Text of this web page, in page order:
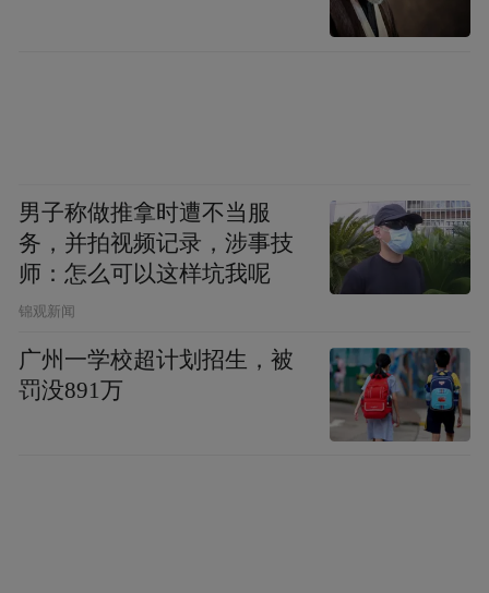
算在韩股持续创出新高之际再次买入。我认
男子称做推拿时遭不当服
务，并拍视频记录，涉事技
师：怎么可以这样坑我呢
锦观新闻
广州一学校超计划招生，被
罚没891万